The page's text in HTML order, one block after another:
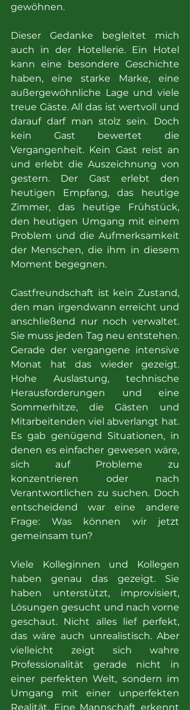
gewöhnen.
Dieser Gedanke begleitet mich
auch in der Hotellerie. Ein Hotel
kann eine besondere Geschichte
haben, eine starke Marke, eine
außergewöhnliche Lage und viele
treue Gäste. All das ist wertvoll und
darauf darf man stolz sein. Doch
kein Gast bewertet die
Vergangenheit. Kein Gast reist an
und erlebt die Auszeichnung von
gestern. Der Gast erlebt den
heutigen Empfang, das heutige
Zimmer, das heutige Frühstück,
den heutigen Umgang mit einem
Problem und die Aufmerksamkeit
der Menschen, die ihm in diesem
Moment begegnen.
Gastfreundschaft ist kein Zustand,
den man irgendwann erreicht und
anschließend nur noch verwaltet.
Sie muss jeden Tag neu entstehen.
Gerade der vergangene intensive
Monat hat das wieder gezeigt.
Hohe Auslastung, technische
Herausforderungen und eine
Sommerhitze, die Gästen und
Mitarbeitenden viel abverlangt hat.
Es gab genügend Situationen, in
denen es einfacher gewesen wäre,
sich auf Probleme zu
konzentrieren oder nach
Verantwortlichen zu suchen. Doch
entscheidend war eine andere
Frage: Was können wir jetzt
gemeinsam tun?
Viele Kolleginnen und Kollegen
haben genau das gezeigt. Sie
haben unterstützt, improvisiert,
Lösungen gesucht und nach vorne
geschaut. Nicht alles lief perfekt,
das wäre auch unrealistisch. Aber
vielleicht zeigt sich wahre
Professionalität gerade nicht in
einer perfekten Welt, sondern im
Umgang mit einer unperfekten
Realität. Eine Mannschaft erkennt